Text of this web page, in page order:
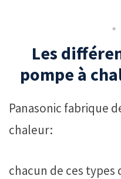
Les
pompe à
Panasonic fabrique
chaleur:
chacun de ces types